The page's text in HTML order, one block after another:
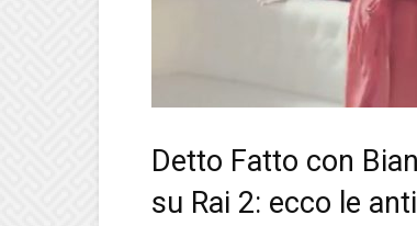
Detto Fatto con
su Rai 2: ecco le